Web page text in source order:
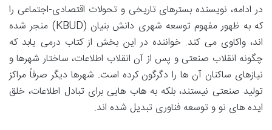
در ادامه، نویسنده بسترهای تاریخی و تحولات اقتصادی-اجتماعی را
که به ظهور مفهوم توسعه شهری دانش بنیان (KBUD) منجر شده
اند، واکاوی می کند. خواننده در این بخش از کتاب درمی یابد که
چگونه انقلاب صنعتی و پس از آن انقلاب اطلاعات، ساختار شهرها و
نیازهای ساکنان آن ها را دگرگون کرده است. شهرها دیگر صرفاً مراکز
تولید صنعتی نیستند، بلکه به هاب هایی برای تبادل اطلاعات، خلق
ایده های نو و توسعه فناوری تبدیل شده اند.